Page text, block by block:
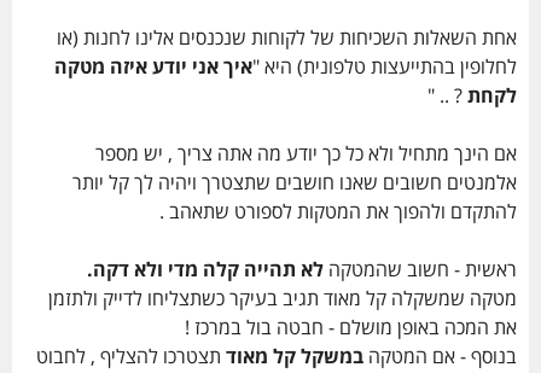
אחת השאלות השכיחות של לקוחות שנכנסים אלינו לחנות (או
לחלופין בהתייעצות טלפונית) היא "איך אני יודע איזה מטקה
לקחת ? .. "
אם הינך מתחיל ולא כל כך יודע מה אתה צריך , יש מספר
אלמנטים חשובים שאנו חושבים שתצטרך ויהיה לך קל יותר
להתקדם ולהפוך את המטקות לספורט שתאהב .
ראשית - חשוב שהמטקה לא תהייה קלה מדי ולא דקה.
מטקה שמשקלה קל מאוד תגיב בעיקר כשתצליחו לדייק ולתזמן
את המכה באופן מושלם - חבטה בול במרכז !
בנוסף - אם המטקה במשקל קל מאוד תצטרכו להצליף , לחבוט